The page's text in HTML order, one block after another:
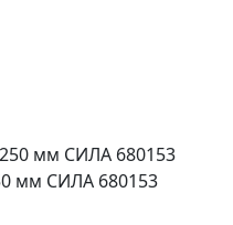
мм СИЛА 680153